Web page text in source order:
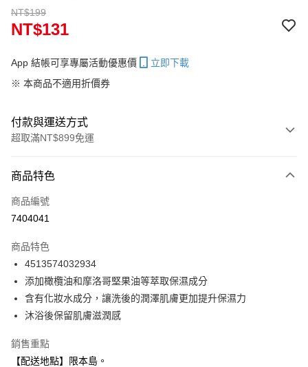
NT$199
NT$131
App 結帳可享專屬活動優惠價
立即下載
※ 本商品不適用折價券
付款與運送方式
超取滿NT$899免運
信用卡一次付款
信用卡分期付款
合作金庫商業銀行
華南商業銀行
上海商業儲蓄銀行
台北富邦商業銀行
國泰世華商業銀行
兆豐國際商業銀行
臺灣中小企業銀行
聯邦商業銀行
元大商業銀行
LINE Pay
Apple Pay
悠遊付
商品特色
商品編號
7404041
商品特色
4513574032934
添加橄欖油和摩洛哥堅果油等萃取保濕成分
含有化妝水成分，讓洗後的潤澤肌膚更加提升保濕力
沐浴後保留肌膚滋潤感
銷售重點
【配送地點】限本島。